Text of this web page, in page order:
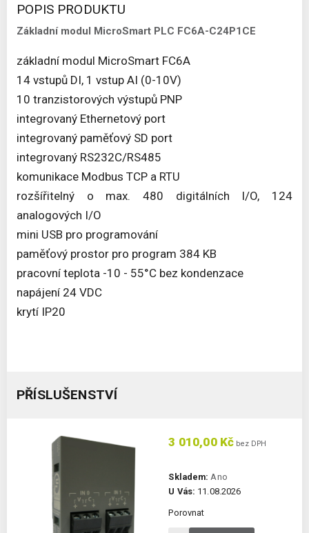
POPIS PRODUKTU
Základní modul MicroSmart PLC FC6A-C24P1CE
základní modul MicroSmart FC6A
14 vstupů DI, 1 vstup AI (0-10V)
10 tranzistorových výstupů PNP
integrovaný Ethernetový port
integrovaný paměťový SD port
integrovaný RS232C/RS485
komunikace Modbus TCP a RTU
rozšířitelný o max. 480 digitálních I/O, 124
analogových I/O
mini USB pro programování
paměťový prostor pro program 384 KB
pracovní teplota -10 - 55°C bez kondenzace
napájení 24 VDC
krytí IP20
PŘÍSLUŠENSTVÍ
3 010,00 Kč bez DPH
Skladem: Ano
U Vás: 11.08.2026
Porovnat